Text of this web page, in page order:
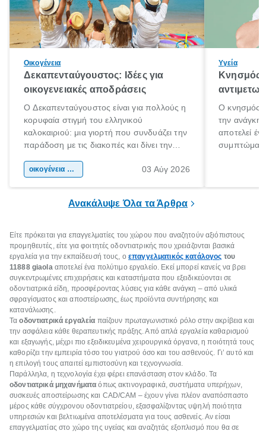
Οικογένεια
Δεκαπενταύγουστος: Ιδέες για
οικογενειακές αποδράσεις
Ο Δεκαπενταύγουστος είναι για πολλούς η
κορυφαία στιγμή του ελληνικού
καλοκαιριού: μια γιορτή που συνδυάζει την
παράδοση με τις διακοπές και δίνει την
χώρας. Είτε πρόκειται για λίγες μέρες
οικογένεια & παιδί 03 Αύγ 2026
Υγεία
Κνησμός:
Ο κνησμός
την ανάγκη
αποτελεί
Ανακάλυψε Όλα τα Άρθρα
Είτε πρόκειται για επαγγελματίες του χώρου που αναζητούν αξιόπιστους
προμηθευτές, είτε για φοιτητές οδοντιατρικής που χρειάζονται βασικά
εργαλεία για την εκπαίδευσή τους, οεπαγγελματικός κατάλογος του
11888 giaolaαποτελεί ένα πολύτιμο εργαλείο. Εκεί μπορεί κανείς να βρει
συγκεντρωμένες επιχειρήσεις και καταστήματα που εξειδικεύονται σε
οδοντιατρικά είδη, προσφέροντας λύσεις για κάθε ανάγκη – από υλικά
σφραγίσματος και αποστείρωσης, έως προϊόντα συντήρησης και
κατανάλωσης.
Ταοδοντιατρικά εργαλεία παίζουν πρωταγωνιστικό ρόλο στην ακρίβεια και
την ασφάλεια κάθε θεραπευτικής πράξης. Από απλά εργαλεία καθαρισμού
και εξαγωγής, μέχρι πιο εξειδικευμένα χειρουργικά όργανα, η ποιότητά τους
καθορίζει την εμπειρία τόσο του γιατρού όσο και του ασθενούς. Γι’ αυτό και
η επιλογή τους απαιτεί εμπιστοσύνη και τεχνογνωσία.
Παράλληλα, η τεχνολογία έχει φέρει επανάσταση στον κλάδο. Τα
οδοντιατρικά μηχανήματα όπως ακτινογραφικά, συστήματα υπερήχων,
συσκευές αποστείρωσης και CAD/CAM – έχουν γίνει πλέον αναπόσπαστο
μέρος κάθε σύγχρονου οδοντιατρείου, εξασφαλίζοντας υψηλή ποιότητα
υπηρεσιών και βελτιωμένα αποτελέσματα για τους ασθενείς. Αν είσαι
επαγγελματίας στο χώρο της υγείας και αναζητάς εξοπλισμό που θα σε